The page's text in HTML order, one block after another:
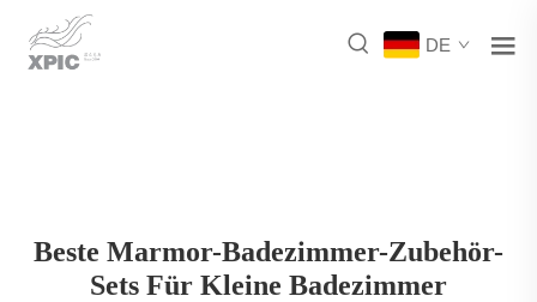
DE
Beste Marmor-Badezimmer-Zubehör-
Sets Für Kleine Badezimmer